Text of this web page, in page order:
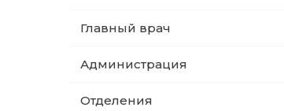
Главный врач
Администрация
Отделения